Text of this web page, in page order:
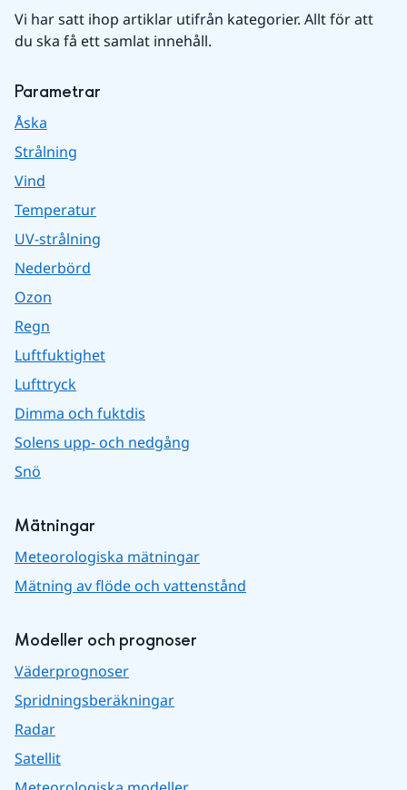
Vi har satt ihop artiklar utifrån kategorier. Allt för att
du ska få ett samlat innehåll.
Parametrar
Åska
Strålning
Vind
Temperatur
UV-strålning
Nederbörd
Ozon
Regn
Luftfuktighet
Lufttryck
Dimma och fuktdis
Solens upp- och nedgång
Snö
Mätningar
Meteorologiska mätningar
Mätning av flöde och vattenstånd
Modeller och prognoser
Väderprognoser
Spridningsberäkningar
Radar
Satellit